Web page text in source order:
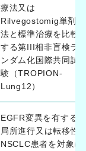
療法又は
Rilvegostomig単剤療
法と標準治療を比較
する第III相非盲検ラ
ンダム化国際共同試
験（TROPION-
Lung12）
EGFR変異を有する
局所進行又は転移性
NSCLC患者を対象に